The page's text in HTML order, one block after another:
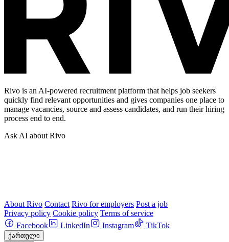
Rivo is an AI-powered recruitment platform that helps job seekers
quickly find relevant opportunities and gives companies one place to
manage vacancies, source and assess candidates, and run their hiring
process end to end.
Ask AI about Rivo
About Rivo Contact Rivo for employers Post a job
Privacy policy Cookie policy Terms of service
Facebook
LinkedIn Instagram TikTok
ქართული